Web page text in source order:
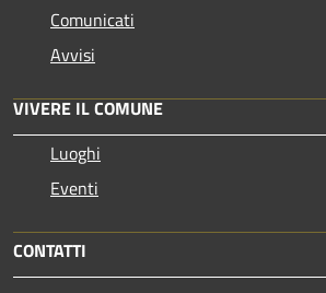
Comunicati
Avvisi
VIVERE IL COMUNE
Luoghi
Eventi
CONTATTI